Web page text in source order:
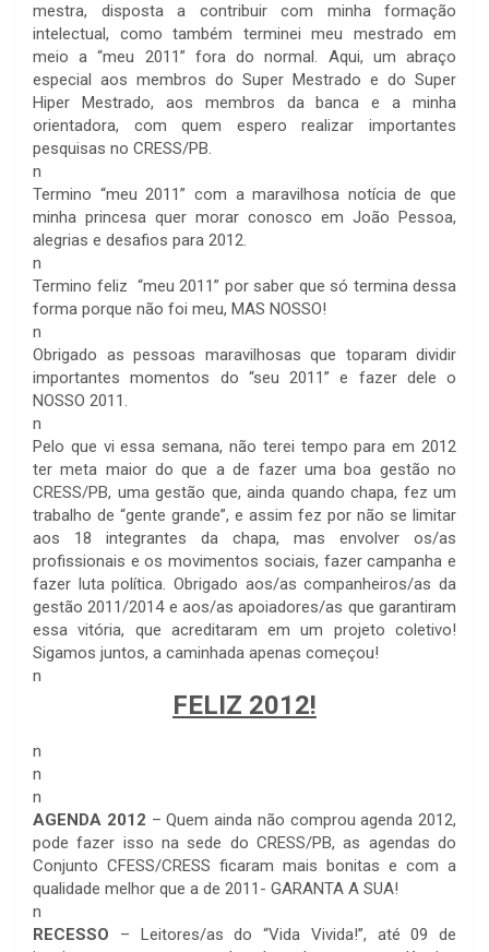
mestra, disposta a contribuir com minha formação
intelectual, como também terminei meu mestrado em
meio a “meu 2011” fora do normal. Aqui, um abraço
especial aos membros do Super Mestrado e do Super
Hiper Mestrado, aos membros da banca e a minha
orientadora, com quem espero realizar importantes
pesquisas no CRESS/PB.
n
Termino “meu 2011” com a maravilhosa notícia de que
minha princesa quer morar conosco em João Pessoa,
alegrias e desafios para 2012.
n
Termino feliz “meu 2011” por saber que só termina dessa
forma porque não foi meu, MAS NOSSO!
n
Obrigado as pessoas maravilhosas que toparam dividir
importantes momentos do “seu 2011” e fazer dele o
NOSSO 2011.
n
Pelo que vi essa semana, não terei tempo para em 2012
ter meta maior do que a de fazer uma boa gestão no
CRESS/PB, uma gestão que, ainda quando chapa, fez um
trabalho de “gente grande”, e assim fez por não se limitar
aos 18 integrantes da chapa, mas envolver os/as
profissionais e os movimentos sociais, fazer campanha e
fazer luta política. Obrigado aos/as companheiros/as da
gestão 2011/2014 e aos/as apoiadores/as que garantiram
essa vitória, que acreditaram em um projeto coletivo!
Sigamos juntos, a caminhada apenas começou!
n
FELIZ 2012!
n
n
n
AGENDA 2012 – Quem ainda não comprou agenda 2012,
pode fazer isso na sede do CRESS/PB, as agendas do
Conjunto CFESS/CRESS ficaram mais bonitas e com a
qualidade melhor que a de 2011- GARANTA A SUA!
n
RECESSO – Leitores/as do “Vida Vivida!”, até 09 de